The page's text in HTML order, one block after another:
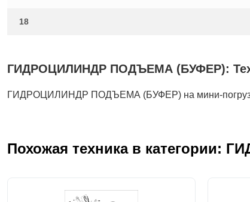
18
ГИДРОЦИЛИНДР ПОДЪЕМА (БУФЕР):
ГИДРОЦИЛИНДР ПОДЪЕМА (БУФЕР) на мини-
Похожая техника в категории: